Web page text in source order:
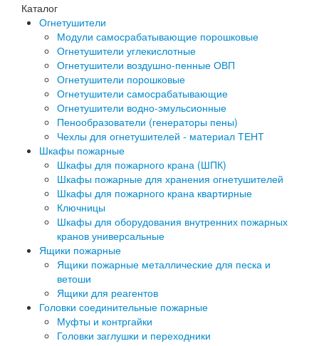
Каталог
Огнетушители
Модули самосрабатывающие порошковые
Огнетушители углекислотные
Огнетушители воздушно-пенные ОВП
Огнетушители порошковые
Огнетушители самосрабатывающие
Огнетушители водно-эмульсионные
Пенообразователи (генераторы пены)
Чехлы для огнетушителей - материал ТЕНТ
Шкафы пожарные
Шкафы для пожарного крана (ШПК)
Шкафы пожарные для хранения огнетушителей
Шкафы для пожарного крана квартирные
Ключницы
Шкафы для оборудования внутренних пожарных
кранов универсальные
Ящики пожарные
Ящики пожарные металлические для песка и
ветоши
Ящики для реагентов
Головки соединительные пожарные
Муфты и контргайки
Головки заглушки и переходники